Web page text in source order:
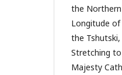
the
Longitude
the
Stretching
Majesty